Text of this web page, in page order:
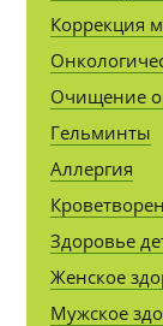
Коррекция
Очищение
Гельминты
Аллергия
Здоровье
Женское
Мужское